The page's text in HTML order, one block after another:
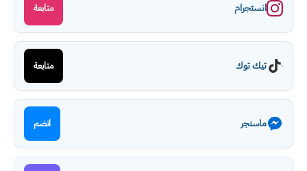
انستجرام متابعة
تيك توك متابعة
ماسنجر انضم